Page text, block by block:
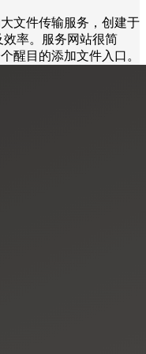
⽂件传输服务，创建于
效率。服务网站很简
醒目的添加文件入口。